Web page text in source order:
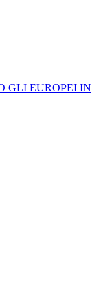
GLI EUROPEI IN